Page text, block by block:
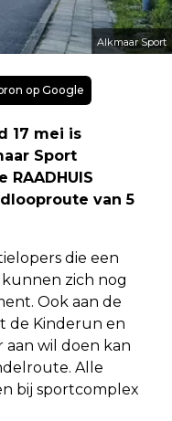
Alkmaar Sport
op Google
17 mei is
Sport
van 5
die een
zich nog
Ook aan de
de Kinderun en
aan wil doen kan
Alle
bij sportcomplex